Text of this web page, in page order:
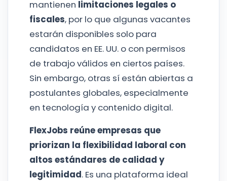
mantienen limitaciones legales o
fiscales, por lo que algunas vacantes
estarán disponibles solo para
candidatos en EE. UU. o con permisos
de trabajo válidos en ciertos países.
Sin embargo, otras sí están abiertas a
postulantes globales, especialmente
en tecnología y contenido digital.
FlexJobs reúne empresas que
priorizan la flexibilidad laboral con
altos estándares de calidad y
legitimidad. Es una plataforma ideal